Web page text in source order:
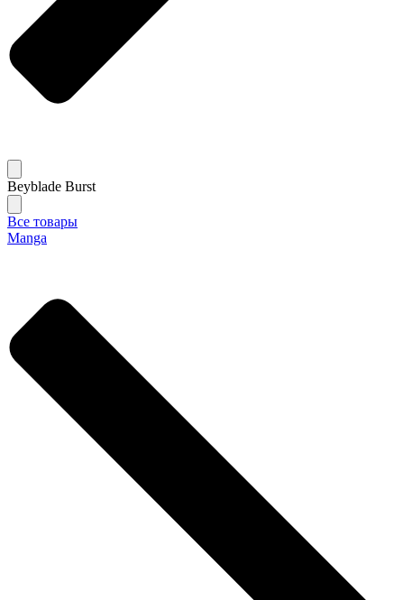
Beyblade Burst
Все товары
Manga